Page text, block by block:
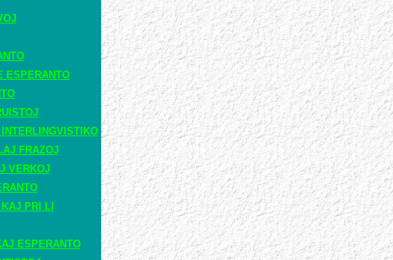
ESPERANTO
FRAZOJ
VERKOJ
PRI LI
ESPERANTO